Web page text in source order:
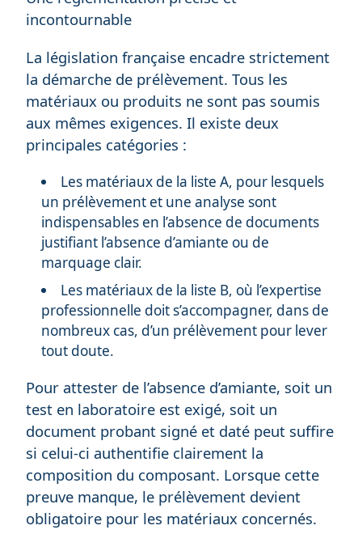
incontournable
La législation française encadre strictement
la démarche de prélèvement. Tous les
matériaux ou produits ne sont pas soumis
aux mêmes exigences. Il existe deux
principales catégories :
Les matériaux de la liste A, pour lesquels
un prélèvement et une analyse sont
indispensables en l’absence de documents
justifiant l’absence d’amiante ou de
marquage clair.
Les matériaux de la liste B, où l’expertise
professionnelle doit s’accompagner, dans de
nombreux cas, d’un prélèvement pour lever
tout doute.
Pour attester de l’absence d’amiante, soit un
test en laboratoire est exigé, soit un
document probant signé et daté peut suffire
si celui-ci authentifie clairement la
composition du composant. Lorsque cette
preuve manque, le prélèvement devient
obligatoire pour les matériaux concernés.